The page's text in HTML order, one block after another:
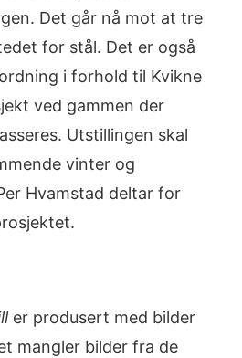
Det går nå mot at tre
for stål. Det er også
i forhold til Kvikne
ved gammen der
Utstillingen skal
vinter og
Hvamstad deltar for
er produsert med bilder
mangler bilder fra de